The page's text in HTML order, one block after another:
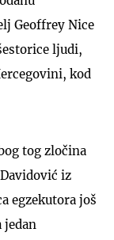
Geoffrey Nice
ljudi,
kod
tog zločina
iz
egzekutora još
jedan